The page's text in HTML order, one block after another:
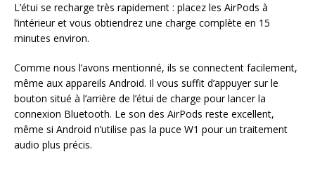
L’étui se recharge très rapidement : placez les AirPods à
l’intérieur et vous obtiendrez une charge complète en 15
minutes environ.
Comme nous l’avons mentionné, ils se connectent facilement,
même aux appareils Android. Il vous suffit d’appuyer sur le
bouton situé à l’arrière de l’étui de charge pour lancer la
connexion Bluetooth. Le son des AirPods reste excellent,
même si Android n’utilise pas la puce W1 pour un traitement
audio plus précis.